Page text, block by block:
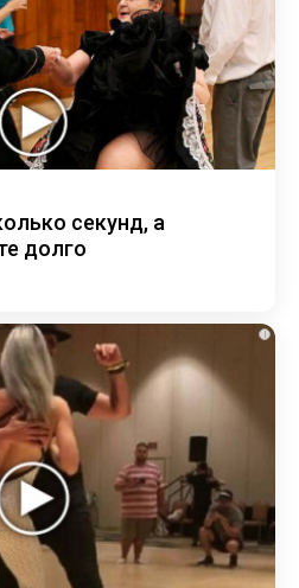
секунд, а
долго
i